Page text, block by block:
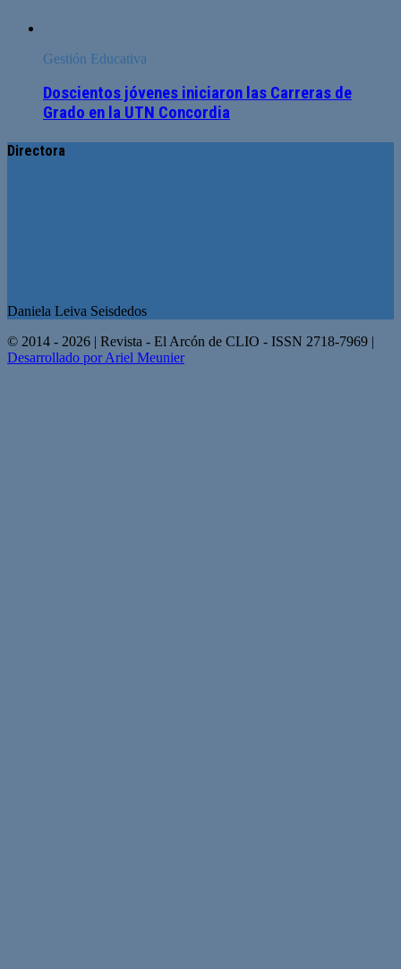
Gestión Educativa
Doscientos jóvenes iniciaron las Carreras de
Grado en la UTN Concordia
Directora
Daniela Leiva Seisdedos
© 2014 - 2026 | Revista - El Arcón de CLIO - ISSN 2718-7969 |
Desarrollado por Ariel Meunier